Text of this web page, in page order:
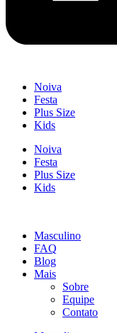
Noiva
Festa
Plus Size
Kids
Noiva
Festa
Plus Size
Kids
Masculino
FAQ
Blog
Mais
Sobre
Equipe
Contato